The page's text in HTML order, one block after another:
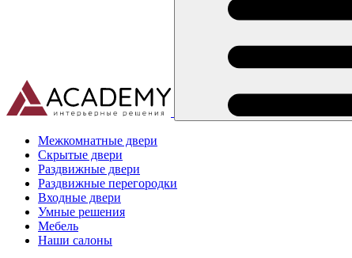
Межкомнатные двери
Скрытые двери
Раздвижные двери
Раздвижные перегородки
Входные двери
Умные решения
Мебель
Наши салоны